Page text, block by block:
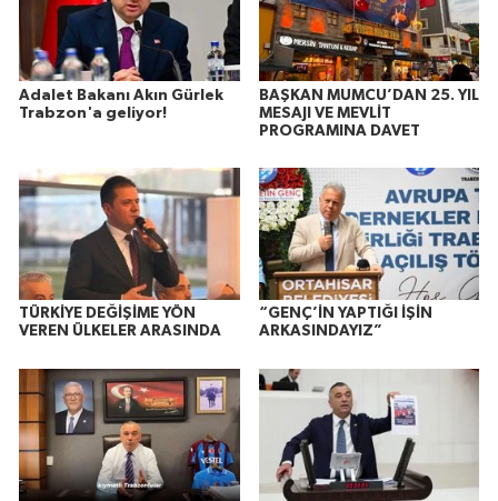
Adalet Bakanı Akın Gürlek
Trabzon'a geliyor!
BAŞKAN MUMCU’DAN 25. YIL
MESAJI VE MEVLİT
PROGRAMINA DAVET
TÜRKİYE DEĞİŞİME YÖN
VEREN ÜLKELER ARASINDA
“GENÇ’İN YAPTIĞI İŞİN
ARKASINDAYIZ”